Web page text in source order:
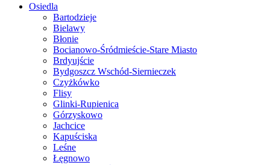
Osiedla
Bartodzieje
Bielawy
Błonie
Bocianowo-Śródmieście-Stare Miasto
Brdyujście
Bydgoszcz Wschód-Siernieczek
Czyżkówko
Flisy
Glinki-Rupienica
Górzyskowo
Jachcice
Kapuściska
Leśne
Łęgnowo